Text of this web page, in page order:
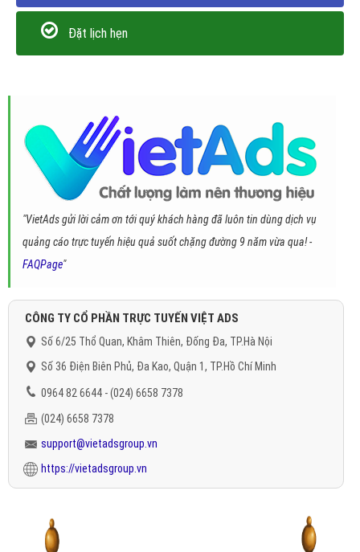
Đặt lịch hẹn
"VietAds gửi lời cảm ơn tới quý khách hàng đã luôn tin dùng dịch vụ
quảng cáo trực tuyến hiệu quả suốt chặng đường 9 năm vừa qua! -
FAQPage"
CÔNG TY CỔ PHẦN TRỰC TUYẾN VIỆT ADS
Số 6/25 Thổ Quan, Khâm Thiên, Đống Đa, TP.Hà Nội
Số 36 Điện Biên Phủ, Đa Kao, Quận 1, TP.Hồ Chí Minh
0964 82 6644 - (024) 6658 7378
(024) 6658 7378
support@vietadsgroup.vn
https://vietadsgroup.vn